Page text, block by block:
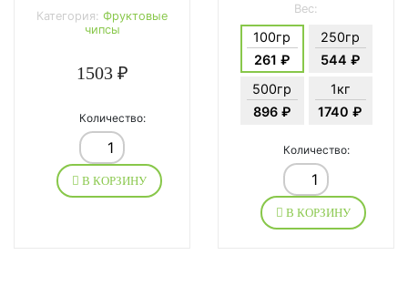
Категория: Фруктовые
чипсы
1503 ₽
Количество:
В КОРЗИНУ
Вес:
100гр
261 ₽
250гр
544 ₽
500гр
896 ₽
1кг
1740 ₽
Количество:
В КОРЗИНУ